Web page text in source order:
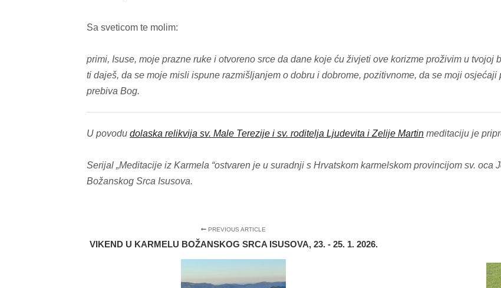
Sa sveticom te molim:
primi, Isuse, moje prazne ruke i otvoreno srce da dane koje ću živjeti ove korizme proživim u tvojoj
ti daješ, da se moje misli ispune razmišljanjem o dobru i dobrome, pozitivnome, da se moji
prebiva Bog.
U povodu dolaska relikvija sv. Male Terezije i sv. roditelja Ljudevita i Zelije Martin meditaciju je
Serijal „Meditacije iz Karmela “ostvaren je u suradnji s Hrvatskom karmelskom provincijom sv.
Božanskog Srca Isusova.
PREVIOUS ARTICLE
VIKEND U KARMELU BOŽANSKOG SRCA ISUSOVA, 23. - 25. 1. 2026.